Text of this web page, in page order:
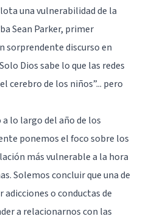
una vulnerabilidad de la
Sean Parker, primer
sorprendente discurso en
Dios sabe lo que las redes
cerebro de los niños”... pero
lo largo del año de los
ponemos el foco sobre los
más vulnerable a la hora
Solemos concluir que una de
o conductas de
a relacionarnos con las